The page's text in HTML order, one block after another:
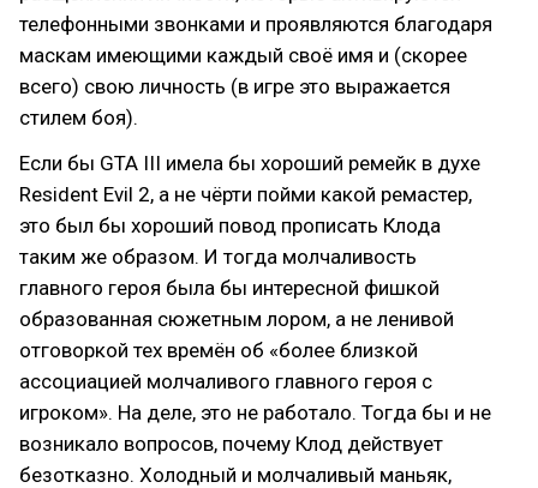
телефонными звонками и проявляются благодаря
маскам имеющими каждый своё имя и (скорее
всего) свою личность (в игре это выражается
стилем боя).
Если бы GTA III имела бы хороший ремейк в духе
Resident Evil 2, а не чёрти пойми какой ремастер,
это был бы хороший повод прописать Клода
таким же образом. И тогда молчаливость
главного героя была бы интересной фишкой
образованная сюжетным лором, а не ленивой
отговоркой тех времён об «более близкой
ассоциацией молчаливого главного героя с
игроком». На деле, это не работало. Тогда бы и не
возникало вопросов, почему Клод действует
безотказно. Холодный и молчаливый маньяк,